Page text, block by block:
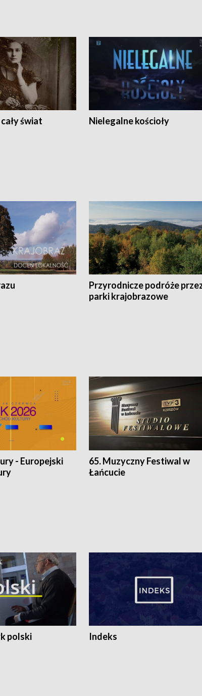
świat Nielegalne kościoły
Przyrodnicze podróże
parki krajobrazowe
- Europejski
65. Muzyczny Festiwal w
Łańcucie
polski Indeks